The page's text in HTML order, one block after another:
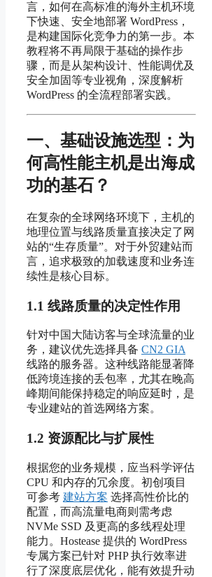
言，如何在高标准的海外主机环境
下快速、安全地部署 WordPress，
是构建国际化竞争力的第一步。本
教程将不再局限于基础的操作步
骤，而是从架构设计、性能调优及
安全加固等专业视角，深度解析
WordPress 的全流程部署实践。
一、基础设施选型：为
何高性能主机是出海成
功的基石？
在复杂的全球网络环境下，主机的
地理位置与线路质量直接决定了网
站的“生存质量”。对于外贸建站而
言，追求极致的加载速度和业务连
续性是核心目标。
1.1 线路质量的决定性作用
针对中国大陆访客与全球流量的业
务，建议优先选择具备 CN2 GIA
线路的服务器。这种线路能显著降
低跨境连接的丢包率，尤其在晚高
峰期间能保持稳定的响应延时，是
专业建站的首选网络方案。
1.2 资源配比与扩展性
根据您的业务规模，应当科学评估
CPU 和内存的冗余度。初创项目
可参考 建站方案 选择高性价比的
配置，而高流量电商则需考虑
NVMe SSD 及更高的多线程处理
能力。Hostease 提供的 WordPress
专属方案已针对 PHP 执行效率进
行了深度底层优化，能有效提升动